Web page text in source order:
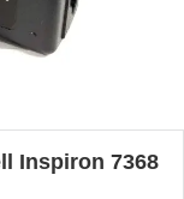
Inspiron 7368